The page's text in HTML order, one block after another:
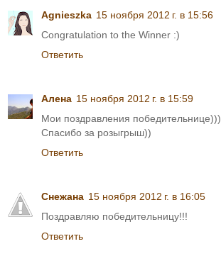
Agnieszka 15 ноября 2012 г. в 15:56
Congratulation to the Winner :)
Ответить
Алена 15 ноября 2012 г. в 15:59
Мои поздравления победительнице)))
Спасибо за розыгрыш))
Ответить
Снежана 15 ноября 2012 г. в 16:05
Поздравляю победительницу!!!
Ответить